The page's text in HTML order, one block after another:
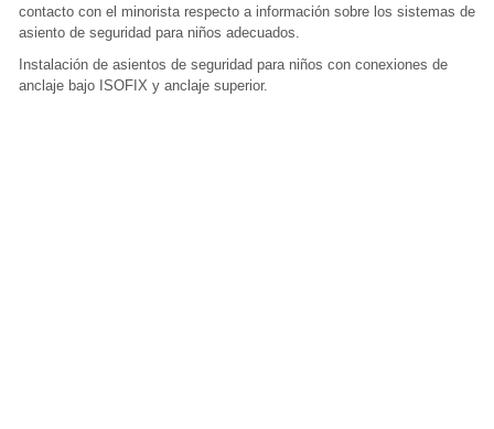
contacto con el minorista respecto a información sobre los sistemas de
asiento de seguridad para niños adecuados.
Instalación de asientos de seguridad para niños con conexiones de
anclaje bajo ISOFIX y anclaje superior.